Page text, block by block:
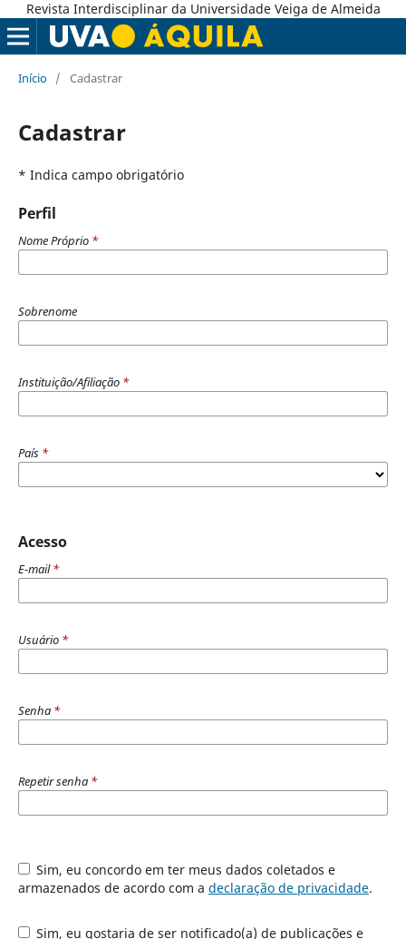
Revista Interdisciplinar da Universidade Veiga de Almeida
Início / Cadastrar
Cadastrar
* Indica campo obrigatório
Perfil
Nome Próprio *
Sobrenome
Instituição/Afiliação *
País *
Acesso
E-mail*
Usuário *
Senha *
Repetir senha *
Sim, eu concordo em ter meus dados coletados e
armazenados de acordo com a declaração de privacidade.
Sim, eu gostaria de ser notificado(a) de publicações e